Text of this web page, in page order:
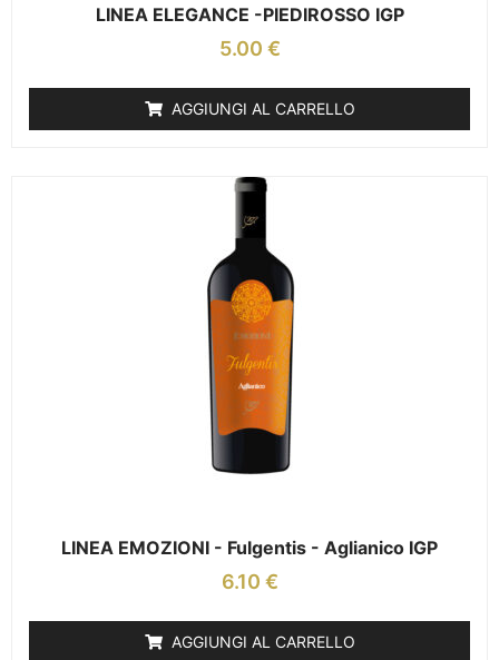
LINEA ELEGANCE -PIEDIROSSO IGP
5.00 €
AGGIUNGI AL CARRELLO
LINEA EMOZIONI - Fulgentis - Aglianico IGP
6.10 €
AGGIUNGI AL CARRELLO